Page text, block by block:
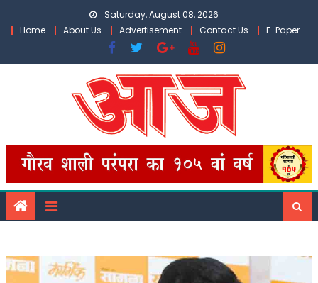
Saturday, August 08, 2026
Home
About Us Advertisement Contact Us E-Paper